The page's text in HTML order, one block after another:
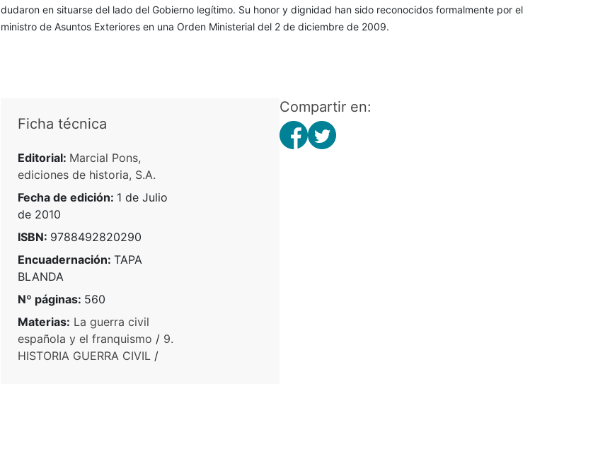
dudaron en situarse del lado del Gobierno legítimo. Su honor y dignidad han sido reconocidos formalmente por el
ministro de Asuntos Exteriores en una Orden Ministerial del 2 de diciembre de 2009.
Ficha técnica
Editorial: Marcial Pons,
ediciones de historia, S.A.
Fecha de edición: 1 de Julio
de 2010
ISBN: 9788492820290
Encuadernación: TAPA
BLANDA
Nº páginas: 560
Materias: La guerra civil
española y el franquismo / 9.
HISTORIA GUERRA CIVIL /
Compartir en: